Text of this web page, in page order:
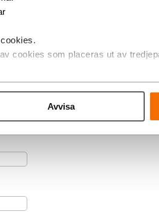
cookies som placeras ut av
Avvisa